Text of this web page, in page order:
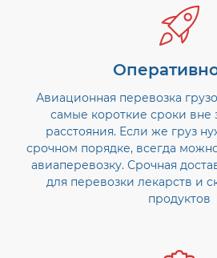
Авиационная перевозка
самые короткие сроки вне
расстояния. Если же груз
срочном порядке, всегда можно
авиаперевозку. Срочная
для перевозки лекарств и
продуктов